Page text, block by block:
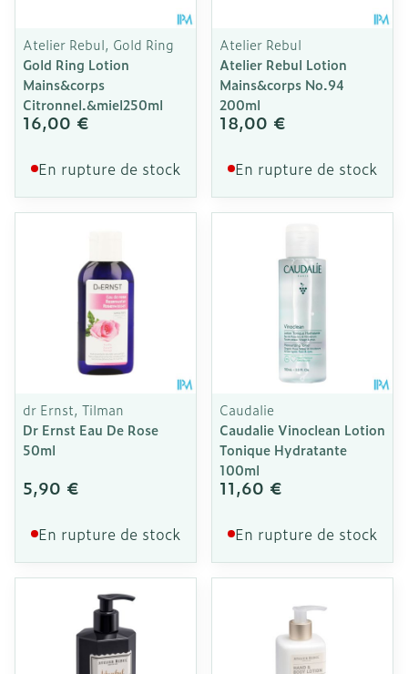
Atelier Rebul, Gold Ring
Gold Ring Lotion
Mains&corps
Citronnel.&miel250ml
16,00 €
En rupture de stock
Atelier Rebul
Atelier Rebul Lotion
Mains&corps No.94
200ml
18,00 €
En rupture de stock
dr Ernst, Tilman
Dr Ernst Eau De Rose
50ml
5,90 €
En rupture de stock
Caudalie
Caudalie Vinoclean Lotion
Tonique Hydratante
100ml
11,60 €
En rupture de stock